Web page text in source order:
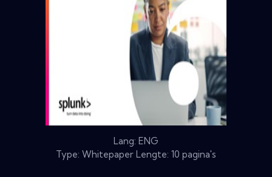
Lang: ENG
Type: Whitepaper Lengte: 10 pagina's